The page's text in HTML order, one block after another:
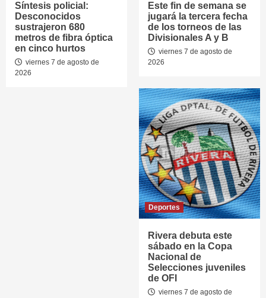
Síntesis policial:
Desconocidos
sustrajeron 680
metros de fibra óptica
en cinco hurtos
viernes 7 de agosto de
2026
Este fin de semana se
jugará la tercera fecha
de los torneos de las
Divisionales A y B
viernes 7 de agosto de
2026
Deportes
Rivera debuta este
sábado en la Copa
Nacional de
Selecciones juveniles
de OFI
viernes 7 de agosto de